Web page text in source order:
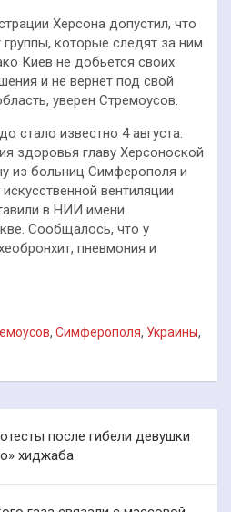
Херсона допустил, что
группы, которые следят за ним
Киев не добьется своих
и не вернет под свой
уверен Стремоусов.
стало известно 4 августа.
здоровья главу Херсоноской
из больниц Симферополя и
вентиляции
в НИИ имени
Сообщалось, что у
пневмония и
, Симферополя, Украины,
после гибели девушки
хиджаба